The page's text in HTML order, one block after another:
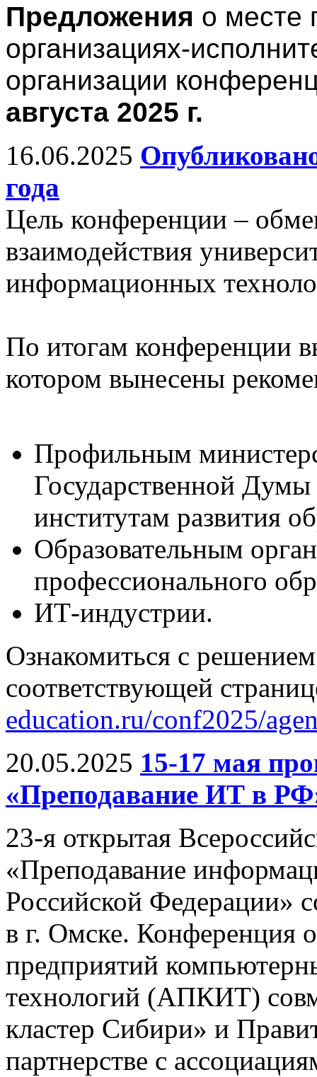
Предложения о месте
организациях-
организации
августа 2025 г.
16.06.2025
года
Цель конференции –
взаимодействия
информационных
По итогам конференции
котором вынесены
Профильным
Государственной
институтам развития
Образовательным
профессионального
ИТ-индустрии.
Ознакомиться с
соответствующей
education.ru/conf2025/
20.05.2025 15-17 мая
«Преподавание ИТ в
23-я открытая
«Преподавание
Российской Федерации»
в г. Омске. Конференция
предприятий
технологий (АПКИТ)
кластер Сибири» и
партнерстве с